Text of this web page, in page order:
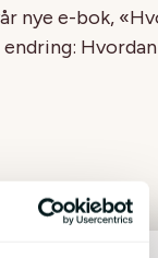
nye e-bok, «
: